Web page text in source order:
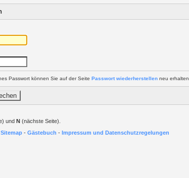
Passwort können Sie auf der Seite Passwort wiederherstellenneu erhalten.
und N(nächste Seite).
Sitemap- Gästebuch - Impressum und Datenschutzregelungen